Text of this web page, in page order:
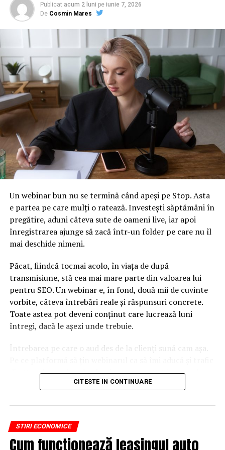
Schimbare istorică! Cum va fi modificată rugăciunea
Tatăl Nostru
Publicat acum 2 luni pe iunie 7, 2026
De Cosmin Mares
Un webinar bun nu se termină când apeși pe Stop. Asta
e partea pe care mulți o ratează. Investești săptămâni în
pregătire, aduni câteva sute de oameni live, iar apoi
înregistrarea ajunge să zacă într-un folder pe care nu îl
mai deschide nimeni.
Păcat, fiindcă tocmai acolo, în viața de după
transmisiune, stă cea mai mare parte din valoarea lui
pentru SEO. Un webinar e, în fond, două mii de cuvinte
vorbite, câteva întrebări reale și răspunsuri concrete.
Toate astea pot deveni conținut care lucrează luni
întregi, dacă le așezi unde trebuie.
Întrebarea pe care o aud des de la clienți sună cam așa.
din Google, nu doar lead-uri pe moment? Răspunsul
scurt e că platforma contează, dar nu în felul în care
Nu cel mai tare software câștigă, ci acela care îți lasă
conținutul liber, indexabil și ușor de reutilizat. Hai să o
luăm pe îndelete, fiindcă diferențele dintre opțiuni sunt
CITESTE IN CONTINUARE
STIRI ECONOMICE
Cum funcționează leasingul auto